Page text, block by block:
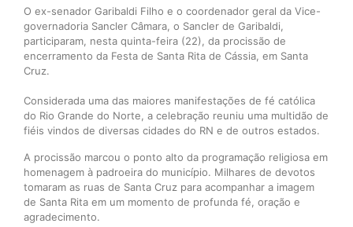
O ex-senador Garibaldi Filho e o coordenador geral da Vice-
governadoria Sancler Câmara, o Sancler de Garibaldi,
participaram, nesta quinta-feira (22), da procissão de
encerramento da Festa de Santa Rita de Cássia, em Santa
Cruz.
Considerada uma das maiores manifestações de fé católica
do Rio Grande do Norte, a celebração reuniu uma multidão de
fiéis vindos de diversas cidades do RN e de outros estados.
A procissão marcou o ponto alto da programação religiosa em
homenagem à padroeira do município. Milhares de devotos
tomaram as ruas de Santa Cruz para acompanhar a imagem
de Santa Rita em um momento de profunda fé, oração e
agradecimento.